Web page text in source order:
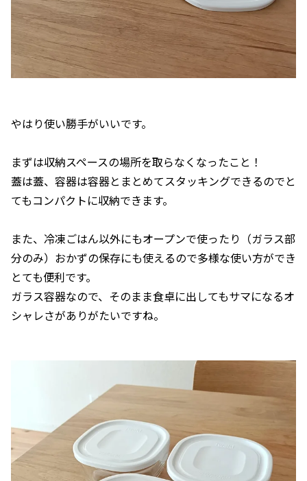
やはり使い勝手がいいです。
まずは収納スペースの場所を取らなくなったこと！
蓋は蓋、容器は容器とまとめてスタッキングできるのでと
てもコンパクトに収納できます。
また、冷凍ごはん以外にもオープンで使ったり（ガラス部
分のみ）おかずの保存にも使えるので多様な使い方ができ
とても便利です。
ガラス容器なので、そのまま食卓に出してもサマになるオ
シャレさがありがたいですね。